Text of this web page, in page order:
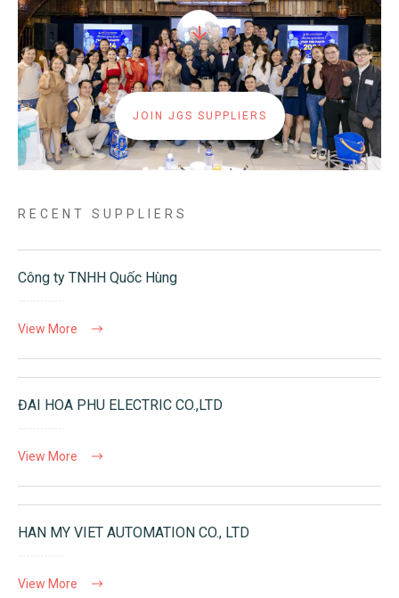
JOIN JGS SUPPLIERS
RECENT SUPPLIERS
Công ty TNHH Quốc Hùng
View More
ĐAI HOA PHU ELECTRIC CO.,LTD
View More
HAN MY VIET AUTOMATION CO., LTD
View More